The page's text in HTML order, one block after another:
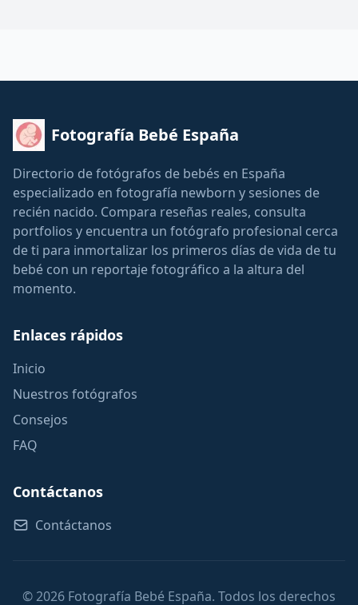
Fotografía Bebé España
Directorio de fotógrafos de bebés en España
especializado en fotografía newborn y sesiones de
recién nacido. Compara reseñas reales, consulta
portfolios y encuentra un fotógrafo profesional cerca
de ti para inmortalizar los primeros días de vida de tu
bebé con un reportaje fotográfico a la altura del
momento.
Enlaces rápidos
Inicio
Nuestros fotógrafos
Consejos
FAQ
Contáctanos
Contáctanos
© 2026 Fotografía Bebé España. Todos los derechos